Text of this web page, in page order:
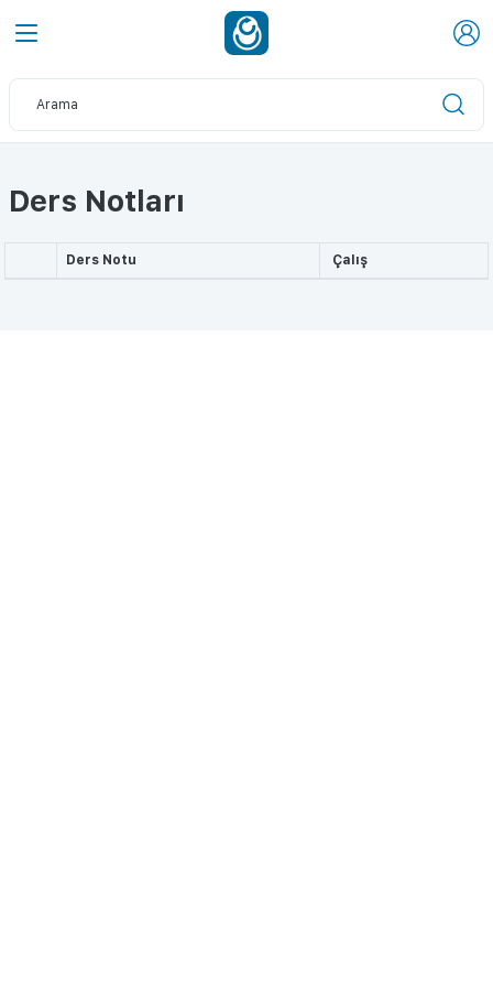
Ders Notları
Ders Notu Çalış